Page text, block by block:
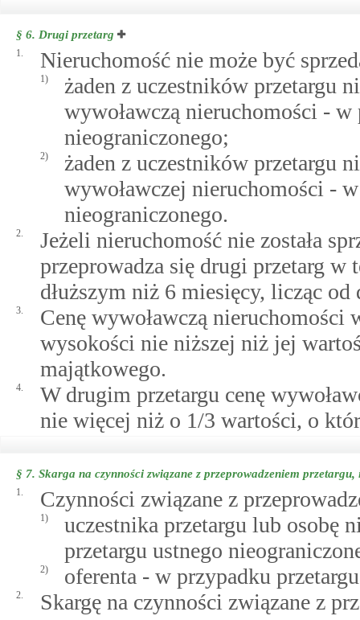
§ 6. Drugi przetarg
1. Nieruchomość nie może być
1)
żaden z uczestników przetargu
wywoławczą nieruchomości -
nieograniczonego;
2)
żaden z uczestników przetargu
wywoławczej nieruchomości -
nieograniczonego.
2.
Jeżeli nieruchomość nie została
przeprowadza się drugi przetarg
dłuższym niż 6 miesięcy, licząc
3.
Cenę wywoławczą nieruchomości
wysokości nie niższej niż jej
majątkowego.
4.
W drugim przetargu cenę
nie więcej niż o 1/3 wartości, o
§ 7. Skarga na czynności związane z przeprowadzeniem
1. Czynności związane z
1)
uczestnika przetargu lub osobę
przetargu ustnego
2) oferenta - w przypadku
2.
Skargę na czynności związane z